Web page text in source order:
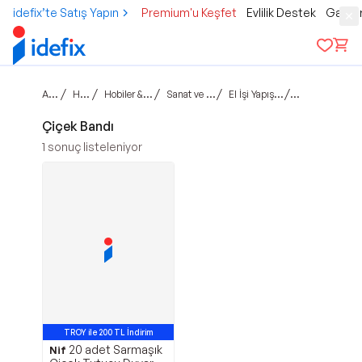
idefix’te Satış Yapın Premium'u Keşfet Evlilik Destek
Ana sayfa / Hobi & Kültür / Hobiler & Sanatsal Çalışmalar / Sanat ve El İşleri Malzemeleri / El İşi Yapışkanları ve Mıknatısları /Çiçek Bandı
Çiçek Bandı
1 sonuç listeleniyor
TROY ile 200 TL İndirim
Nif 20 adet Sarmaşık